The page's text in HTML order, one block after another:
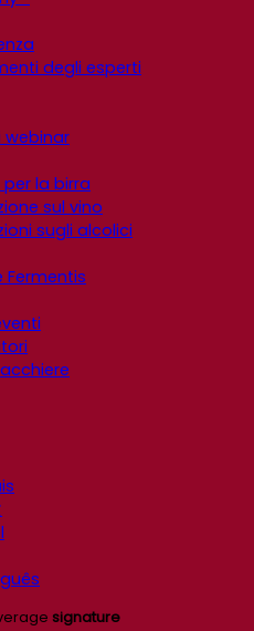
degli esperti
webinar
per la birra
sul vino
sugli alcolici
Fermentis
signature